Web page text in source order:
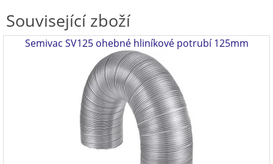
Související zboží
Semivac SV125 ohebné hliníkové potrubí 125mm